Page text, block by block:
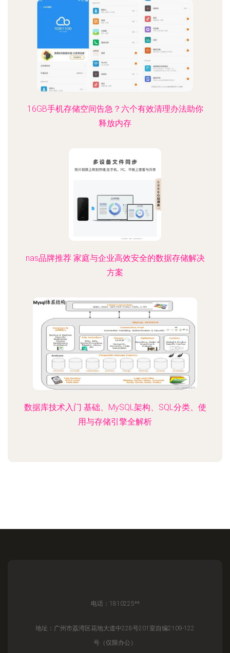
16GB手机存储空间告急？六个有效清理办法助你
释放内存
nas品牌推荐 家庭与企业高效安全的数据存储解决
方案
数据库技术入门 基础、MySQL架构、SQL分类、使
用与存储引擎全解析
电话：1810225**
地址：广州市荔湾区花地大道中228号201室自编2109-122
号（仅限办公）